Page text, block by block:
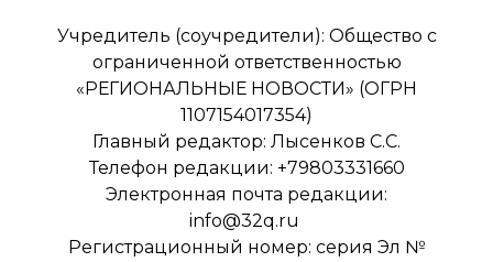
Учредитель (соучредители): Общество с
ограниченной ответственностью
«РЕГИОНАЛЬНЫЕ НОВОСТИ» (ОГРН
1107154017354)
Главный редактор: Лысенков С.С.
Телефон редакции: +79803331660
Электронная почта редакции:
info@32q.ru
Регистрационный номер: серия Эл №